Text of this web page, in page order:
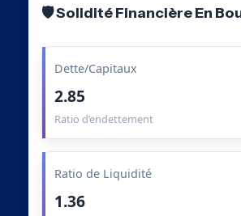
🛡️ Solidité Financière En
Dette/Capitaux
2.85
Ratio d’endettement
Ratio de Liquidité
1.36